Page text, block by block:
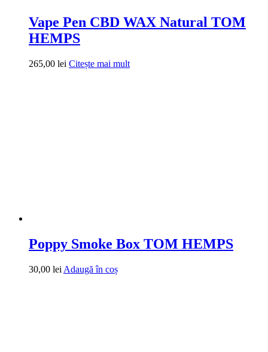
Vape Pen CBD WAX Natural TOM
HEMPS
265,00 lei Citește mai mult
Poppy Smoke Box TOM HEMPS
30,00 lei Adaugă în coș